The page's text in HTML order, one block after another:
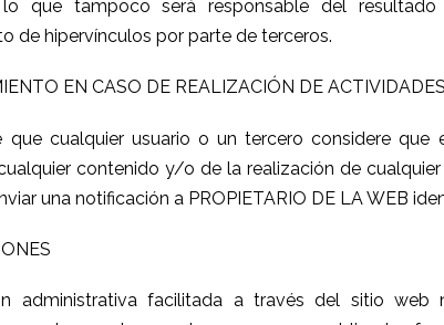
que tampoco será responsable del
de hipervínculos por parte de terceros.
EN CASO DE REALIZACIÓN DE
que cualquier usuario o un tercero considere
contenido y/o de la realización de
una notificación a PROPIETARIO DE LA WEB
administrativa facilitada a través del sitio